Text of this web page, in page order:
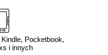
Pocketbook,
i innych